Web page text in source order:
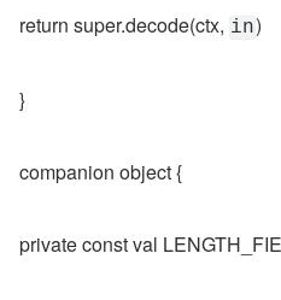
return super.decode(ctx, in)
}
companion object {
private const val